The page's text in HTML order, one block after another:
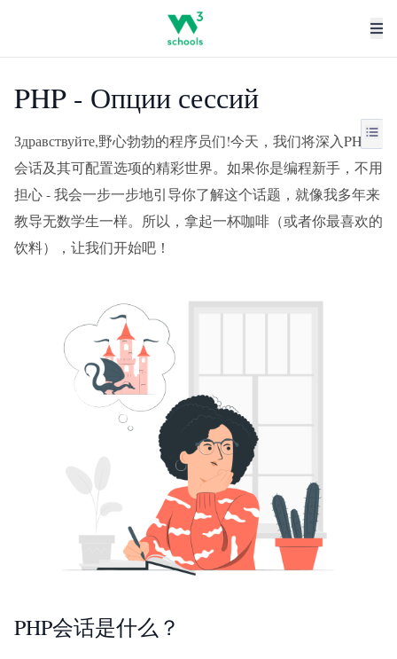
PHP - Опции сессий
Здравствуйте,野心勃勃的程序员们!今天，我们将深入PHP
会话及其可配置选项的精彩世界。如果你是编程新手，不用
担心 - 我会一步一步地引导你了解这个话题，就像我多年来
教导无数学生一样。所以，拿起一杯咖啡（或者你最喜欢的
饮料），让我们开始吧！
PHP会话是什么？